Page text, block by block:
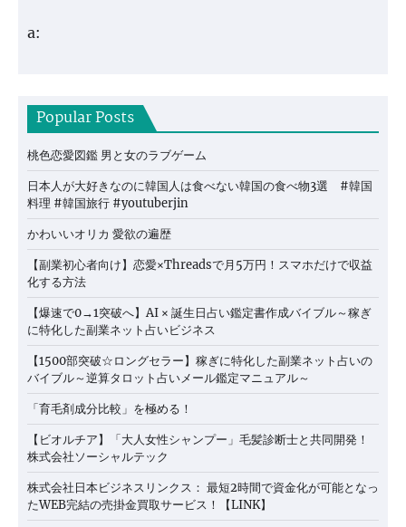
a:
Popular Posts
桃色恋愛図鑑 男と女のラブゲーム
日本人が大好きなのに韓国人は食べない韓国の食べ物3選 #韓国
料理 #韓国旅行 #youtuberjin
かわいいオリカ 愛欲の遍歴
【副業初心者向け】恋愛×Threadsで月5万円！スマホだけで収益
化する方法
【爆速で0→1突破へ】AI × 誕生日占い鑑定書作成バイブル～稼ぎ
に特化した副業ネット占いビジネス
【1500部突破☆ロングセラー】稼ぎに特化した副業ネット占いの
バイブル～逆算タロット占いメール鑑定マニュアル～
「育毛剤成分比較」を極める！
【ビオルチア】「大人女性シャンプー」毛髪診断士と共同開発！
株式会社ソーシャルテック
株式会社日本ビジネスリンクス： 最短2時間で資金化が可能となっ
たWEB完結の売掛金買取サービス！【LINK】